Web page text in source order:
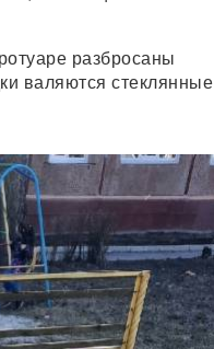
разбросаны
валяются стеклянные